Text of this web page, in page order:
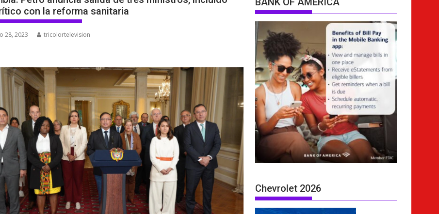
con la reforma sanitaria
28, 2023 tricolortelevision
Chevrolet 2026